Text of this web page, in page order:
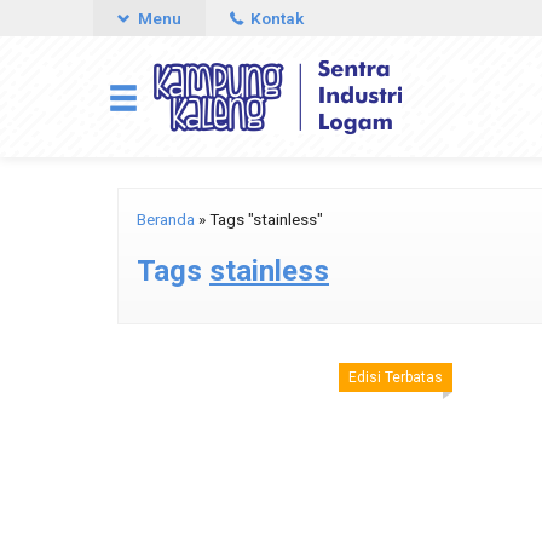
Menu Kontak
Beranda »Tags "stainless"
Tags stainless
Edisi Terbatas